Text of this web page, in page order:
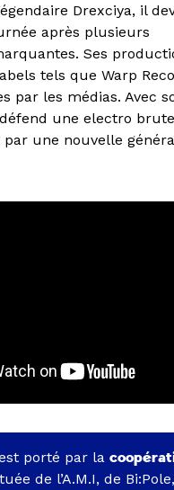
Drexciya, il
après plusieurs
Ses
tels que Warp
par les médias. Avec
une electro
une nouvelle
porté par la
de l’A.M.I, de